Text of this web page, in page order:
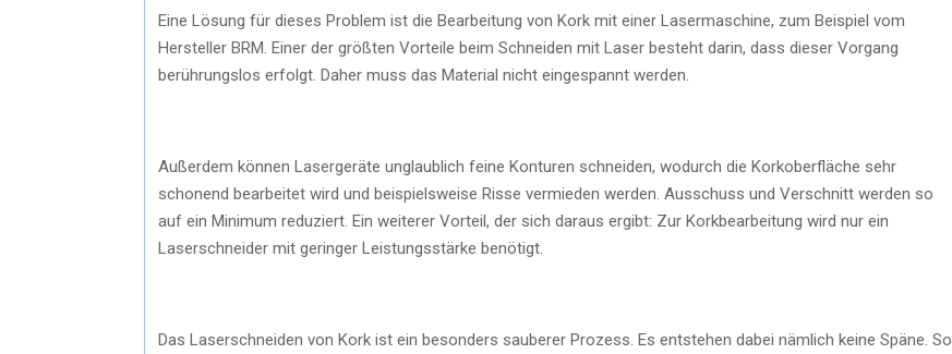
Eine Lösung für dieses Problem ist die Bearbeitung von Kork mit einer Lasermaschine, zum Beispiel vom
Hersteller BRM. Einer der größten Vorteile beim Schneiden mit Laser besteht darin, dass dieser Vorgang
berührungslos erfolgt. Daher muss das Material nicht eingespannt werden.
Außerdem können Lasergeräte unglaublich feine Konturen schneiden, wodurch die Korkoberfläche sehr
schonend bearbeitet wird und beispielsweise Risse vermieden werden. Ausschuss und Verschnitt werden so
auf ein Minimum reduziert. Ein weiterer Vorteil, der sich daraus ergibt: Zur Korkbearbeitung wird nur ein
Laserschneider mit geringer Leistungsstärke benötigt.
Das Laserschneiden von Kork ist ein besonders sauberer Prozess. Es entstehen dabei nämlich keine Späne. So